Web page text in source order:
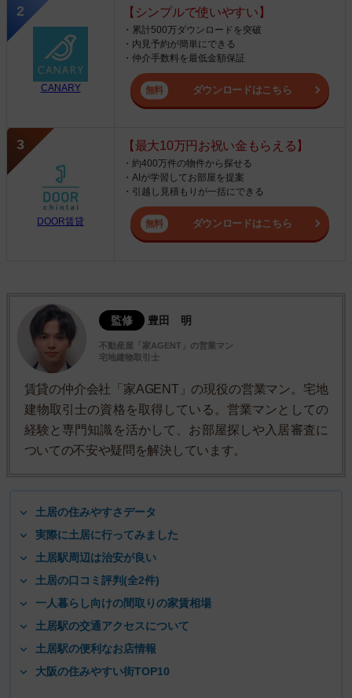
CANARY
【シンプルで使いやすい】
・累計500万ダウンロードを突破
・内見予約が簡単にできる
・仲介手数料を最低金額保証
ダウンロードはこちら
DOOR賃貸
【最大10万円お祝い金もらえる】
・約400万件の物件から探せる
・AIが学習してお部屋を提案
・引越し見積もりが一括にできる
ダウンロードはこちら
監修 豊田 明
不動産屋「家AGENT」の営業マン
宅地建物取引士
賃貸の仲介会社「家AGENT」の現役の営業マン。宅地
建物取引士の資格を取得している。営業マンとしての
経験と専門知識を活かして、お部屋探しや入居審査に
ついての不安や疑問を解決しています。
土居の住みやすさデータ
実際に土居に行ってみました
土居駅周辺は治安が良い
土居の口コミ評判(全2件)
一人暮らし向けの間取りの家賃相場
土居駅の交通アクセスについて
土居駅の便利なお店情報
大阪の住みやすい街TOP10